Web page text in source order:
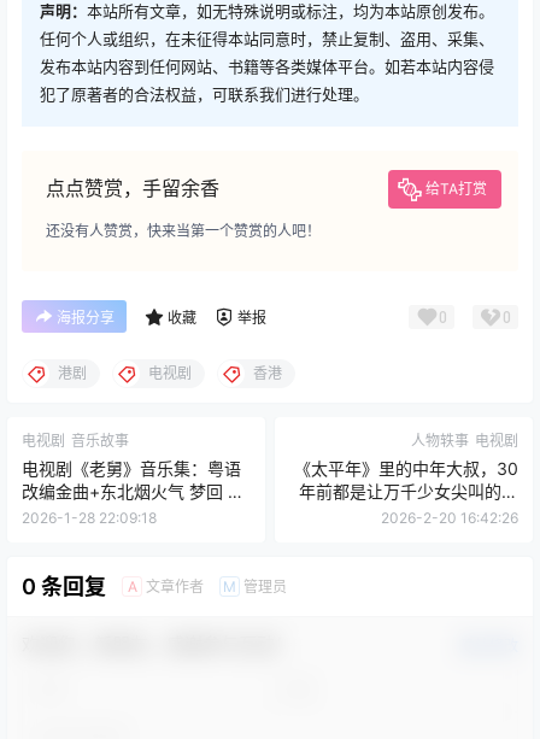
声明： 本站所有文章，如无特殊说明或标注，均为本站原创发布。
任何个人或组织，在未征得本站同意时，禁止复制、盗用、采集、
发布本站内容到任何网站、书籍等各类媒体平台。如若本站内容侵
犯了原著者的合法权益，可联系我们进行处理。
点点赞赏，手留余香 给TA打赏
还没有人赞赏，快来当第一个赞赏的人吧！
海报分享 收藏 举报 0 0
港剧 电视剧 香港
电视剧 音乐故事
电视剧《老舅》音乐集：粤语
改编金曲+东北烟火气 梦回 90
年代
2026-1-28 22:09:18
人物轶事 电视剧
《太平年》里的中年大叔，30
年前都是让万千少女尖叫的初
代男神
2026-2-20 16:42:26
0 条回复 A 文章作者 M 管理员